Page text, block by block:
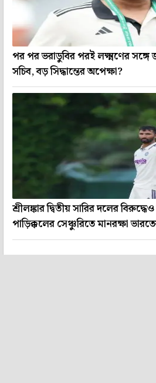
পর পর ভরাডুবির পরই লক্ষ্মণের
সচিব, বড় সিদ্ধান্তের অপেক্ষা?
শ্রীলঙ্কার দ্বিতীয় সারির দলের
পাড়িক্কলের সেঞ্চুরিতে মানরক্ষা